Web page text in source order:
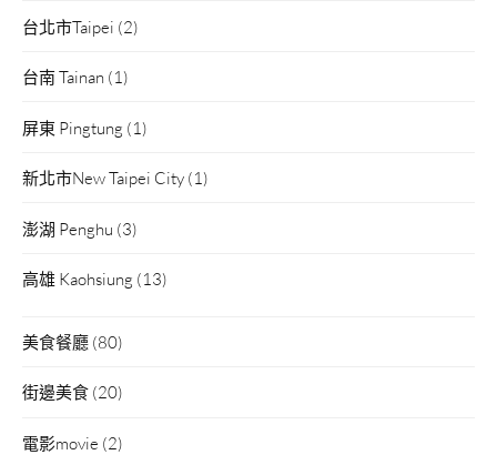
台北市Taipei (2)
台南 Tainan (1)
屏東 Pingtung (1)
新北市New Taipei City (1)
澎湖 Penghu (3)
高雄 Kaohsiung (13)
美食餐廳 (80)
街邊美食 (20)
電影movie (2)